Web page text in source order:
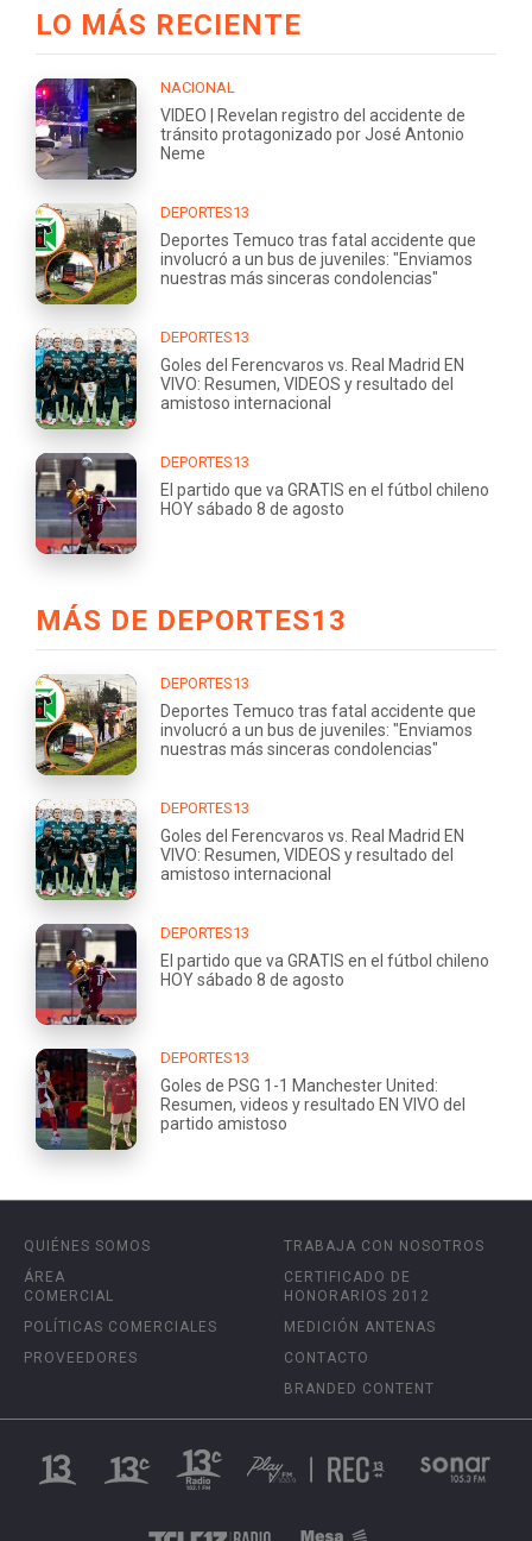
LO MÁS RECIENTE
NACIONAL
VIDEO | Revelan registro del accidente de
tránsito protagonizado por José Antonio
Neme
DEPORTES13
Deportes Temuco tras fatal accidente que
involucró a un bus de juveniles: "Enviamos
nuestras más sinceras condolencias"
DEPORTES13
Goles del Ferencvaros vs. Real Madrid EN
VIVO: Resumen, VIDEOS y resultado del
amistoso internacional
DEPORTES13
El partido que va GRATIS en el fútbol chileno
HOY sábado 8 de agosto
MÁS DE DEPORTES13
DEPORTES13
Deportes Temuco tras fatal accidente que
involucró a un bus de juveniles: "Enviamos
nuestras más sinceras condolencias"
DEPORTES13
Goles del Ferencvaros vs. Real Madrid EN
VIVO: Resumen, VIDEOS y resultado del
amistoso internacional
DEPORTES13
El partido que va GRATIS en el fútbol chileno
HOY sábado 8 de agosto
DEPORTES13
Goles de PSG 1-1 Manchester United:
Resumen, videos y resultado EN VIVO del
partido amistoso
QUIÉNES SOMOS
ÁREA
COMERCIAL
POLÍTICAS COMERCIALES
PROVEEDORES
TRABAJA CON NOSOTROS
CERTIFICADO DE
HONORARIOS 2012
MEDICIÓN ANTENAS
CONTACTO
BRANDED CONTENT